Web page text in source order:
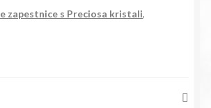
zapestnice s Preciosa kristali,